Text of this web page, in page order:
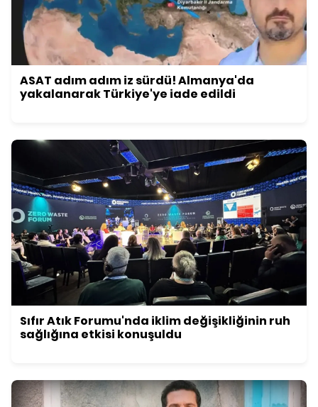
ASAT adım adım iz sürdü! Almanya'da
yakalanarak Türkiye'ye iade edildi
Sıfır Atık Forumu'nda iklim değişikliğinin ruh
sağlığına etkisi konuşuldu